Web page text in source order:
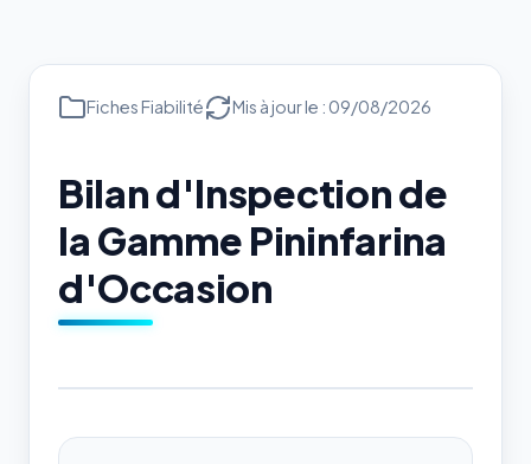
Fiches Fiabilité Mis à jour le : 09/08/2026
Bilan d'Inspection de
la Gamme Pininfarina
d'Occasion